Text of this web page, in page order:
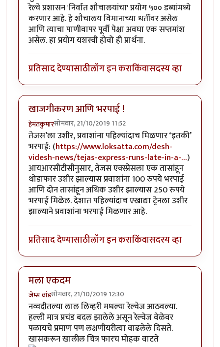
रेल्वे प्रशासन 'निर्वात शौचालयांचा' प्रयोग ५०० डब्यांमध्ये
करणार आहे. हे शौचालय विमानाच्या धर्तीवर असेल
आणि त्याचा पाणीवापर पूर्वी पेक्षा अवघा एक सप्तमांश
असेल. हा प्रयोग यशस्वी होवो ही प्रार्थना.
प्रतिसाद देण्यासाठीलॉग इन कराकिंवासदस्य व्हा
खाजगीकरण आणि भरपाई !
हेमंतकुमारसोमवार, 21/10/2019 11:52
तेजस’ला उशीर, प्रवाशांना पहिल्यांदाच मिळणार ‘इतकी’
भरपाई: (https://www.loksatta.com/desh-
videsh-news/tejas-express-runs-late-in-a-…)
आयआरसीटीसीनुसार, तेजस एक्स्प्रेसला एक तासांहून
थोडाफार उशीर झाल्यास प्रवाशांना 100 रुपये भरपाई
आणि दोन तासांहून अधिक उशीर झाल्यास 250 रुपये
भरपाई मिळेल. देशात पहिल्यांदाच एखाद्या ट्रेनला उशीर
झाल्याने प्रवाशांना भरपाई मिळणार आहे.
प्रतिसाद देण्यासाठीलॉग इन कराकिंवासदस्य व्हा
मला एकदम
जेम्स वांडसोमवार, 21/10/2019 12:30
नव्वदीतल्या लाल लिव्हरी मधल्या रेल्वेज आठवल्या.
हल्ली मात्र प्रचंड बदल झालेले असून रेल्वेज वेळेवर
पळायचे प्रमाण पण लक्षणीयरीत्या वाढलेले दिसते.
खासकरून खालील चित्र फारच मोहक वाटते